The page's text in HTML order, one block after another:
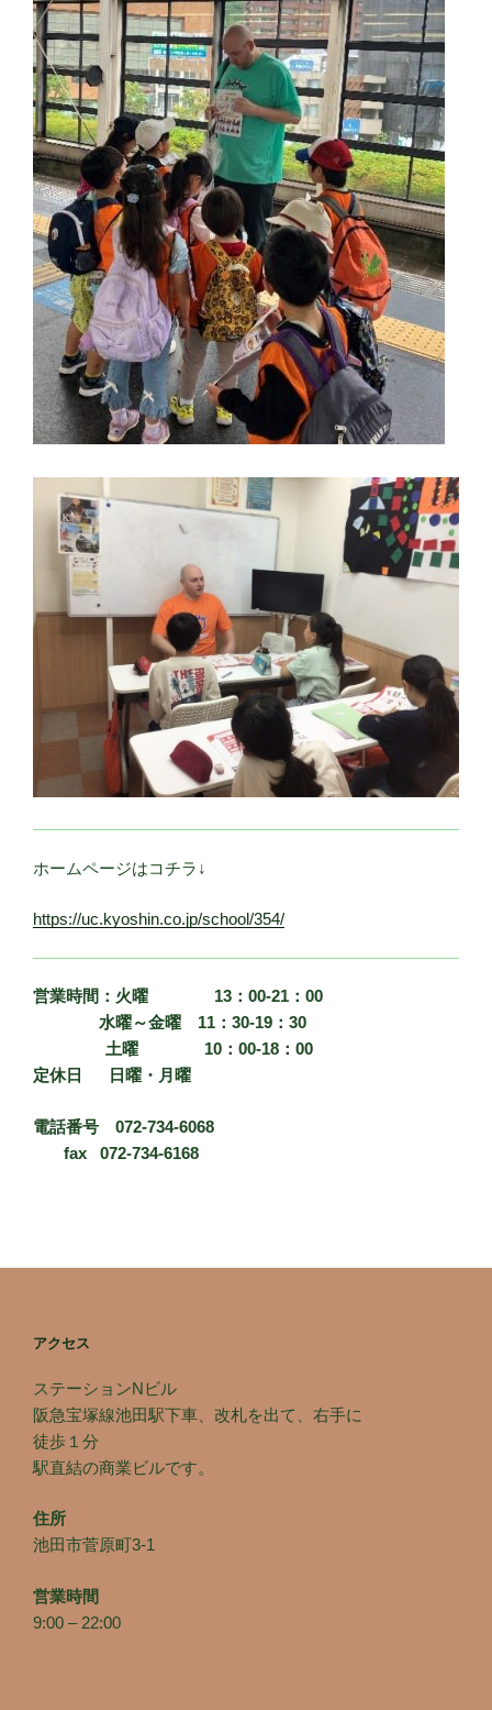
ホームページはコチラ↓
https://uc.kyoshin.co.jp/school/354/
営業時間：火曜 13 ：00-21 ：00
水曜～金曜 11 ：30-19 ：30
土曜 10 ：00-18 ：00
定休日
日曜・月曜
電話番号 072-734-6068
fax 072-734-6168
アクセス
ステーションNビル
阪急宝塚線池田駅下車、改札を出て、右手に
徒歩１分
駅直結の商業ビルです。
住所
池田市菅原町3-1
営業時間
9:00 – 22:00